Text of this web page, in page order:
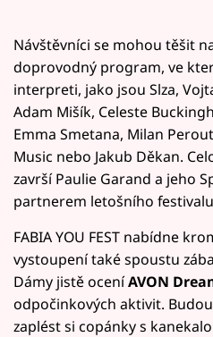
Návštěvníci se mohou těšit
doprovodný program, ve
interpreti, jako jsou Slza,
Adam Mišík, Celeste
Emma Smetana, Milan
Music nebo Jakub Děkan.
završí Paulie Garand a jeho
partnerem letošního festivalu
FABIA YOU FEST nabídne
vystoupení také spoustu
Dámy jistě oceníAVON
odpočinkových aktivit.
zaplést si copánky s